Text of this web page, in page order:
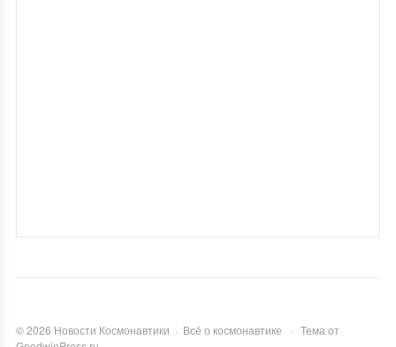
©2026 Новости Космонавтики · Всё о космонавтике · Тема от